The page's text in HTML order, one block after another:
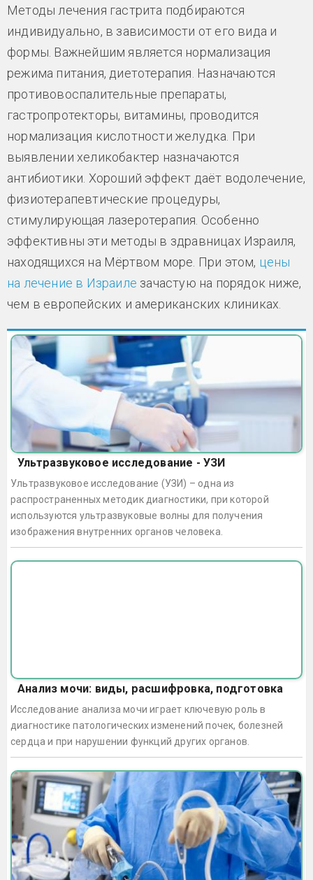
Методы лечения гастрита подбираются
индивидуально, в зависимости от его вида и
формы. Важнейшим является нормализация
режима питания, диетотерапия. Назначаются
противовоспалительные препараты,
гастропротекторы, витамины, проводится
нормализация кислотности желудка. При
выявлении хеликобактер назначаются
антибиотики. Хороший эффект даёт водолечение,
физиотерапевтические процедуры,
стимулирующая лазеротерапия. Особенно
эффективны эти методы в здравницах Израиля,
находящихся на Мёртвом море. При этом, цены
на лечение в Израиле зачастую на порядок ниже,
чем в европейских и американских клиниках.
Ультразвуковое исследование - УЗИ
Ультразвуковое исследование (УЗИ) – одна из
распространенных методик диагностики, при которой
используются ультразвуковые волны для получения
изображения внутренних органов человека.
Анализ мочи: виды, расшифровка, подготовка
Исследование анализа мочи играет ключевую роль в
диагностике патологических изменений почек, болезней
сердца и при нарушении функций других органов.